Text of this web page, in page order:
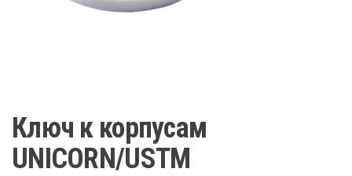
Ключ к корпусам
UNICORN/USTM